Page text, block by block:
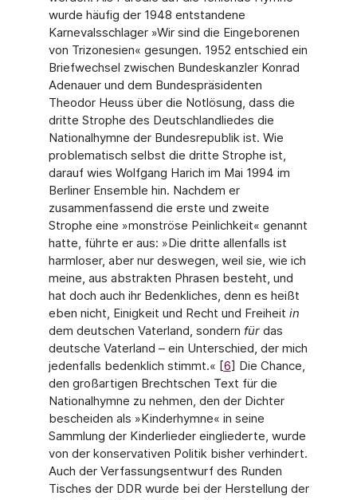
wurde häu­fig der 1948 entstandene
Karnevalsschlager »Wir sind die Eingeborenen
von Trizone­sien« gesungen. 1952 entschied ein
Briefwechsel zwischen Bundeskanzler Konrad
Ade­nauer und dem Bundespräsidenten
Theodor Heuss über die Notlösung, dass die
dritte Strophe des Deutschlandliedes die
Nationalhymne der Bundesrepublik ist. Wie
proble­matisch selbst die dritte Strophe ist,
darauf wies Wolfgang Harich im Mai 1994 im
Berli­ner Ensemble hin. Nachdem er
zusammenfassend die erste und zweite
Strophe eine »monströse Peinlichkeit« genannt
hatte, führte er aus: »Die dritte allenfalls ist
harmlo­ser, aber nur deswegen, weil sie, wie ich
meine, aus abstrakten Phrasen besteht, und
hat doch auch ihr Bedenkliches, denn es heißt
eben nicht, Einigkeit und Recht und Frei­heit in
dem deutschen Vaterland, sondern für das
deutsche Vaterland – ein Unter­schied, der mich
jedenfalls bedenklich stimmt.« [6] Die Chance,
den großartigen Brecht­schen Text für die
Nationalhymne zu nehmen, den der Dichter
bescheiden als »Kinder­hymne« in seine
Sammlung der Kinderlieder eingliederte, wurde
von der konservativen Politik bisher verhindert.
Auch der Verfassungsentwurf des Runden
Tisches der DDR wurde bei der Herstellung der